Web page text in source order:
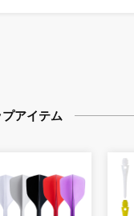
アイテム